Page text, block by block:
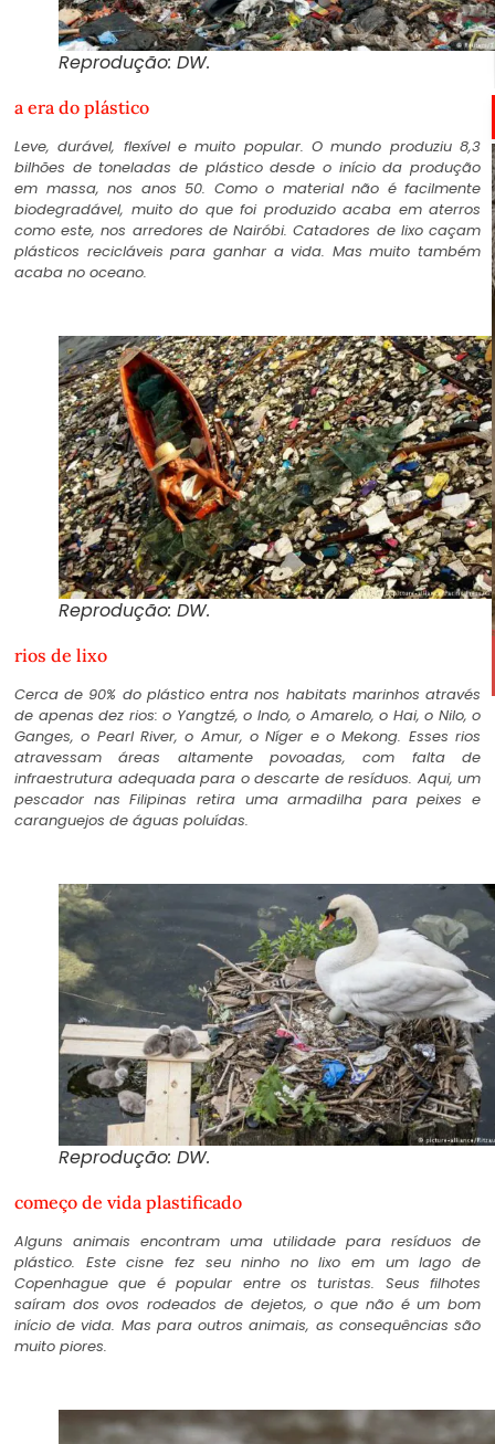
Reprodução: DW.
a era do plástico
Leve, durável, flexível e muito popular. O mundo produziu 8,3
bilhões de toneladas de plástico desde o início da produção
em massa, nos anos 50. Como o material não é facilmente
biodegradável, muito do que foi produzido acaba em aterros
como este, nos arredores de Nairóbi. Catadores de lixo caçam
plásticos recicláveis para ganhar a vida. Mas muito também
acaba no oceano.
Reprodução: DW.
rios de lixo
Cerca de 90% do plástico entra nos habitats marinhos através
de apenas dez rios: o Yangtzé, o Indo, o Amarelo, o Hai, o Nilo, o
Ganges, o Pearl River, o Amur, o Níger e o Mekong. Esses rios
atravessam áreas altamente povoadas, com falta de
infraestrutura adequada para o descarte de resíduos. Aqui, um
pescador nas Filipinas retira uma armadilha para peixes e
caranguejos de águas poluídas.
Reprodução: DW.
começo de vida plastificado
Alguns animais encontram uma utilidade para resíduos de
plástico. Este cisne fez seu ninho no lixo em um lago de
Copenhague que é popular entre os turistas. Seus filhotes
saíram dos ovos rodeados de dejetos, o que não é um bom
início de vida. Mas para outros animais, as consequências são
muito piores.